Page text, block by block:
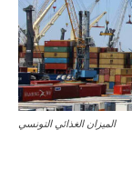
الميزان الغذائي التونسي